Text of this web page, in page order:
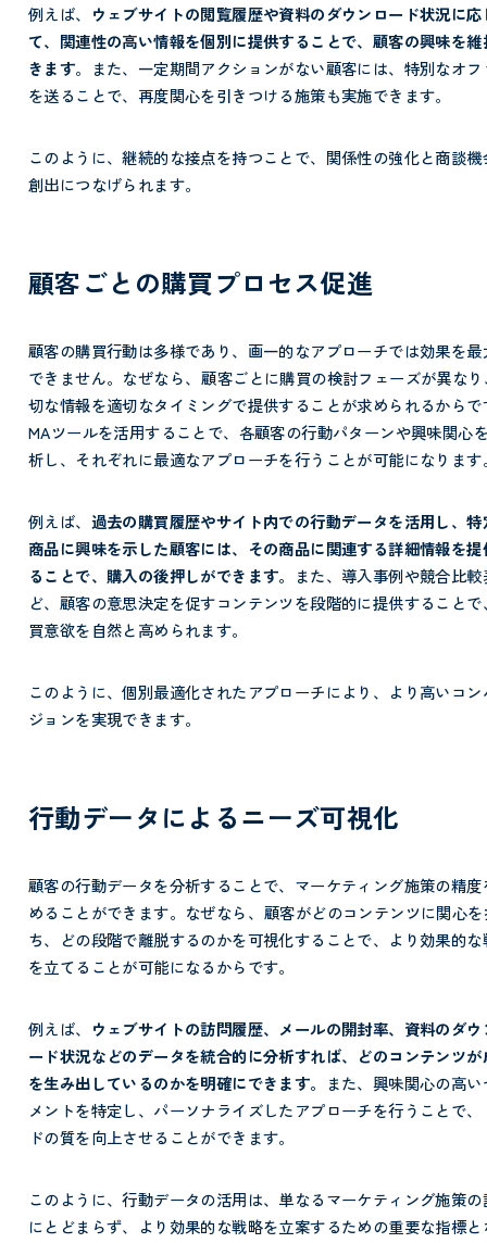
例えば、
ウェブサイトの閲覧履歴や資料のダウンロード状況に応
て、関連性の高い情報を個別に提供することで、顧客の興味を維
きます。また、一定期間アクションがない顧客には、特別なオフ
を送ることで、再度関心を引きつける施策も実施できます。
このように、継続的な接点を持つことで、関係性の強化と商談機
創出につなげられます。
顧客ごとの購買プロセス促進
顧客の購買行動は多様であり、画一的なアプローチでは効果を最
できません。なぜなら、 顧客ごとに購買の検討フェーズが異な
切な情報を適切なタイミングで提供することが求められるからで
MAツールを活用することで、各顧客の行動パターンや興味関心
析し、それぞれに最適なアプローチを行うことが可能になります
例えば、 過去の購買履歴やサイト内での行動データを活用し、特
商品に興味を示した顧客には、その商品に関連する詳細情報を提
ることで、購入の後押しができます。
また、導入事例や競合比較
ど、顧客の意思決定を促すコンテンツを段階的に提供することで
買意欲を自然と高められます。
このように、個別最適化されたアプローチにより、より高いコン
ジョンを実現できます。
行動データによるニーズ可視化
顧客の行動データを分析することで、マーケティング施策の精度
めることができます。なぜなら、 顧客がどのコンテンツに関心
ち、どの段階で離脱するのかを可視化することで、より効果的な
を立てることが可能になるからです。
例えば、
ウェブサイトの訪問履歴、メールの開封率、資料のダウ
ード状況などのデータを統合的に分析すれば、どのコンテンツが
を生み出しているのかを明確にできます。
また、興味関心の高
メントを特定し、パーソナライズしたアプローチを行うことで、
ドの質を向上させることができます。
このように、行動データの活用は、単なるマーケティング施策の
にとどまらず、より効果的な戦略を立案するための重要な指標と